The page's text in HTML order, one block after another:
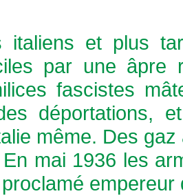
italiens et plus
par une âpre
fascistes
déportations,
même. Des
mai 1936 les
empereur